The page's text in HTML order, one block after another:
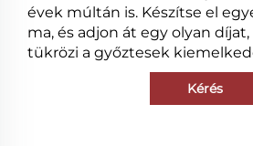
évek múltán is. Készítse el
ma, és adjon át egy olyan
tükrözi a győztesek
Kérés